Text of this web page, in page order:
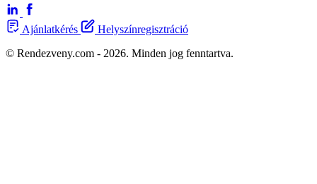
Ajánlatkérés
Helyszínregisztráció
© Rendezveny.com - 2026. Minden jog fenntartva.